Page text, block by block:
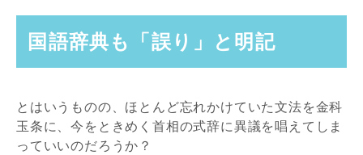
国語辞典も「誤り」と明記
とはいうものの、ほとんど忘れかけていた文法を金科
玉条に、今をときめく首相の式辞に異議を唱えてしま
っていいのだろうか？